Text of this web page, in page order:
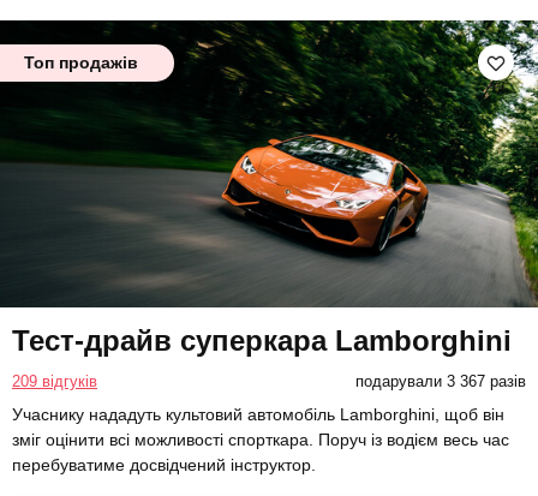
Топ продажів
Тест-драйв суперкара Lamborghini
209 відгуків подарували 3 367 разів
Учаснику нададуть культовий автомобіль Lamborghini, щоб він
зміг оцінити всі можливості спорткара. Поруч із водієм весь час
перебуватиме досвідчений інструктор.